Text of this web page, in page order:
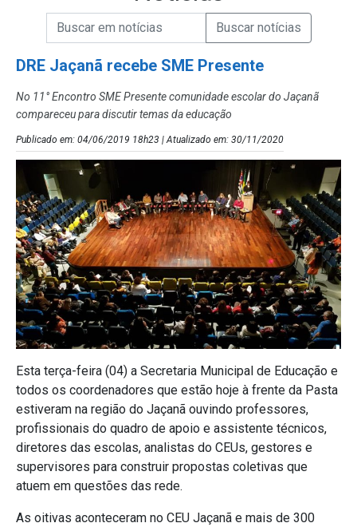
Campo de Busca de Notícias
Campo de Busca de informaçõesEnviar a Busca de Notícias
DRE Jaçanã recebe SME Presente
No 11° Encontro SME Presente comunidade escolar do Jaçanã
compareceu para discutir temas da educação
Publicado em: 04/06/2019 18h23 | Atualizado em: 30/11/2020
Esta terça-feira (04) a Secretaria Municipal de Educação e
todos os coordenadores que estão hoje à frente da Pasta
estiveram na região do Jaçanã ouvindo professores,
profissionais do quadro de apoio e assistente técnicos,
diretores das escolas, analistas do CEUs, gestores e
supervisores para construir propostas coletivas que
atuem em questões das rede.
As oitivas aconteceram no CEU Jaçanã e mais de 300